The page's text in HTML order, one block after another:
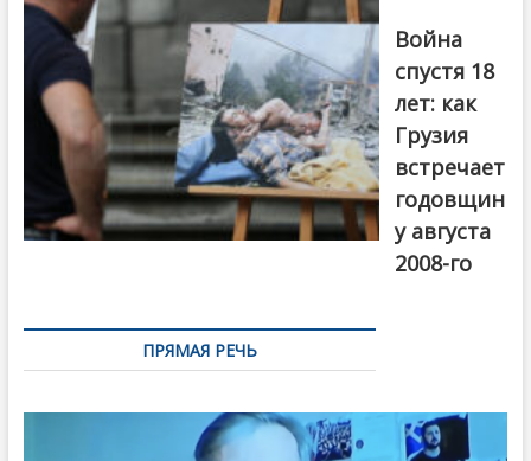
Первый канал
Война
спустя 18
лет: как
Грузия
встречает
годовщин
у августа
2008-го
ПРЯМАЯ РЕЧЬ